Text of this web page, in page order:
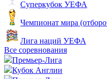
Суперкубок УЕФА
Чемпионат мира
Лига наций УЕФА
Все соревнования
Премьер-Лига
Кубок Англии